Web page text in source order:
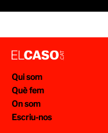
Qui som
Què fem
On som
Escriu-nos